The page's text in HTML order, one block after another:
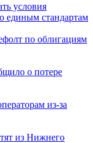
условия
единым стандартам
по облигациям
о потере
из‑за
из Нижнего